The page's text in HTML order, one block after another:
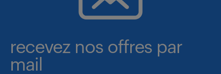
recevez nos offres par
mail